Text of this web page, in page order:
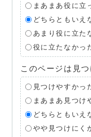
まあまあ役に立
どちらともいえ
あまり役に立た
役に立たなかっ
このページは見
見つけやすかっ
まあまあ見つけ
どちらともいえ
やや見つけにく